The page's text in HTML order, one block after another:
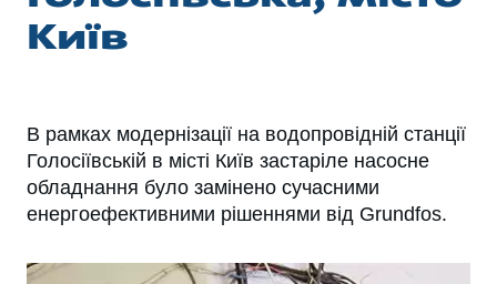
Київ
В рамках модернізації на водопровідній станції
Голосіївській в місті Київ застаріле насосне
обладнання було замінено сучасними
енергоефективними рішеннями від Grundfos.